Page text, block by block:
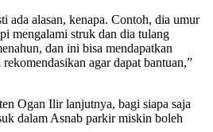
ada alasan, kenapa. Contoh, dia umur
mengalami struk dan dia tulang
dan ini bisa mendapatkan
agar dapat bantuan,”
Ogan Ilir lanjutnya, bagi siapa saja
dalam Asnab parkir miskin boleh